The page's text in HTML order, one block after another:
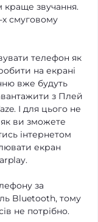
краще звучання.
смуговому
телефон як
на екрані
вже будуть
з Плей
І для цього не
як ви зможете
інтернетом
екран
за
Bluetooth, тому
не потрібно.